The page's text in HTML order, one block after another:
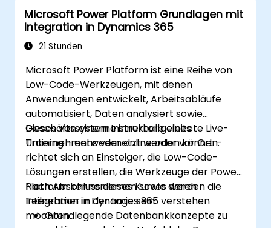
Microsoft Power Platform Grundlagen mit
Integration in Dynamics 365
21 Stunden
Microsoft Power Platform ist eine Reihe von
Low-Code-Werkzeugen, mit denen
Anwendungen entwickelt, Arbeitsabläufe
automatisiert, Daten analysiert sowie
Geschäftssysteme innerhalb eines
Unternehmens vernetzt werden können.
Dieses von einem Instruktor geleitete Live-
Training – entweder online oder vor Ort –
richtet sich an Einsteiger, die Low-Code-
Lösungen erstellen, die Werkzeuge der Power
Platform kennenlernen sowie deren
Integration in Dynamics 365 verstehen
möchten.
Nach Abschluss dieses Kurses werden die
Teilnehmer in der Lage sein:
Grundlegende Datenbankkonzepte zu